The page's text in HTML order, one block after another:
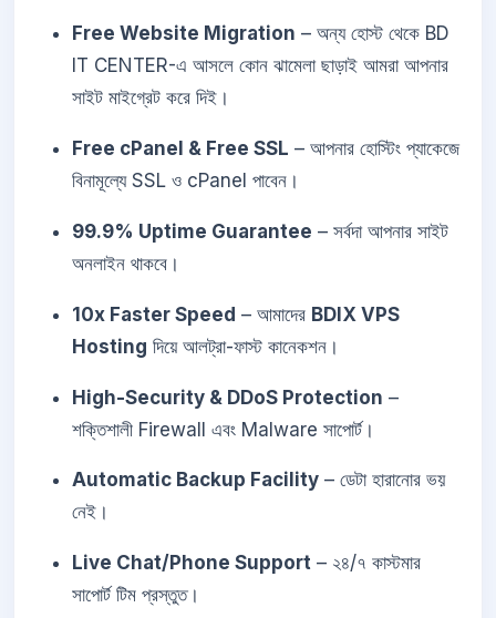
Free Website Migration – অন্য হোস্ট থেকে BD
IT CENTER-এ আসলে কোন ঝামেলা ছাড়াই আমরা আপনার
সাইট মাইগ্রেট করে দিই।
Free cPanel & Free SSL – আপনার হোস্টিং প্যাকেজে
বিনামূল্যে SSL ও cPanel পাবেন।
99.9% Uptime Guarantee – সর্বদা আপনার সাইট
অনলাইন থাকবে।
10x Faster Speed – আমাদের BDIX VPS
Hosting দিয়ে আলট্রা-ফাস্ট কানেকশন।
High-Security & DDoS Protection –
শক্তিশালী Firewall এবং Malware সাপোর্ট।
Automatic Backup Facility – ডেটা হারানোর ভয়
নেই।
Live Chat/Phone Support – ২৪/৭ কাস্টমার
সাপোর্ট টিম প্রস্তুত।